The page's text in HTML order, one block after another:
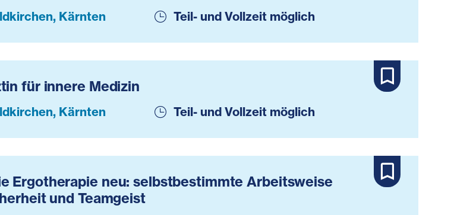
Kärnten Teil- und Vollzeit möglich
für innere Medizin
Kärnten Teil- und Vollzeit möglich
Ergotherapie neu: selbstbestimmte Arbeitsweise
und Teamgeist